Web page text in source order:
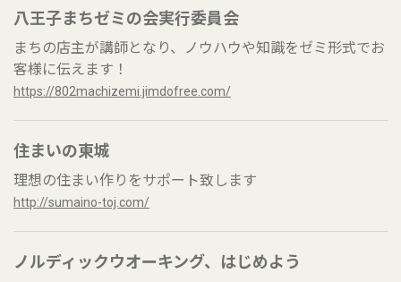
八王子まちゼミの会実行委員会
まちの店主が講師となり、ノウハウや知識をゼミ形式でお
客様に伝えます！
https://802machizemi.jimdofree.com/
住まいの東城
理想の住まい作りをサポート致します
http://sumaino-toj.com/
ノルディックウオーキング、はじめよう